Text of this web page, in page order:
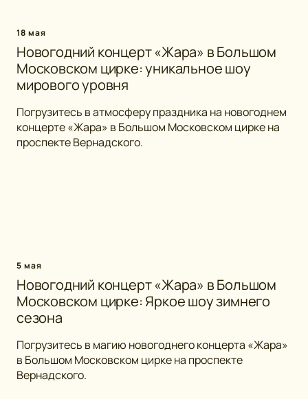
18 мая
Новогодний концерт «Жара» в Большом
Московском цирке: уникальное шоу
мирового уровня
Погрузитесь в атмосферу праздника на новогоднем
концерте «Жара» в Большом Московском цирке на
проспекте Вернадского.
5 мая
Новогодний концерт «Жара» в Большом
Московском цирке: Яркое шоу зимнего
сезона
Погрузитесь в магию новогоднего концерта «Жара»
в Большом Московском цирке на проспекте
Вернадского.